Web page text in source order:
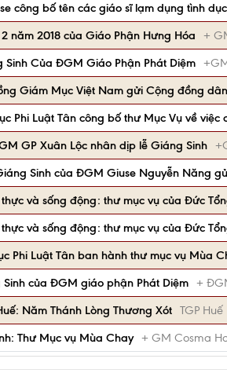
công bố tên các giáo sĩ lạm dụng tình
năm 2018 của Giáo Phận Hưng Hóa
+
Sinh Của ĐGM Giáo Phận Phát Diệm
Giám Mục Việt Nam gửi Cộng đồng
Phi Luật Tân công bố thư Mục Vụ về việc
GP Xuân Lộc nhân dịp lễ Giáng Sinh
Sinh của ĐGM Giuse Nguyễn Năng
và sống động: thư mục vụ của Đức
và sống động: thư mục vụ của Đức
Phi Luật Tân ban hành thư mục vụ Mùa
Sinh của ĐGM giáo phận Phát Diệm +
Năm Thánh Lòng Thương Xót TGP Huế
Thư Mục vụ Mùa Chay + GM Cosma